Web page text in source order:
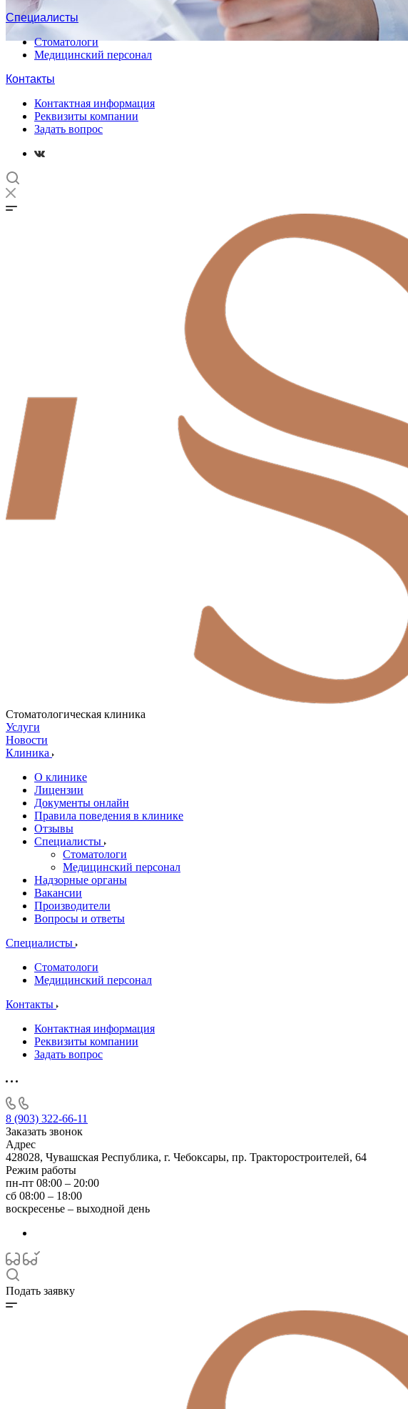
Специалисты
Стоматологи
Медицинский персонал
Контакты
Контактная информация
Реквизиты компании
Задать вопрос
Стоматологическая клиника
Услуги
Новости
Клиника
О клинике
Лицензии
Документы онлайн
Правила поведения в клинике
Отзывы
Специалисты
Стоматологи
Медицинский персонал
Надзорные органы
Вакансии
Производители
Вопросы и ответы
Специалисты
Стоматологи
Медицинский персонал
Контакты
Контактная информация
Реквизиты компании
Задать вопрос
8 (903) 322-66-11
Заказать звонок
Адрес
428028, Чувашская Республика, г. Чебоксары, пр. Тракторостроителей, 64
Режим работы
пн-пт 08:00 – 20:00
сб 08:00 – 18:00
воскресенье – выходной день
Подать заявку